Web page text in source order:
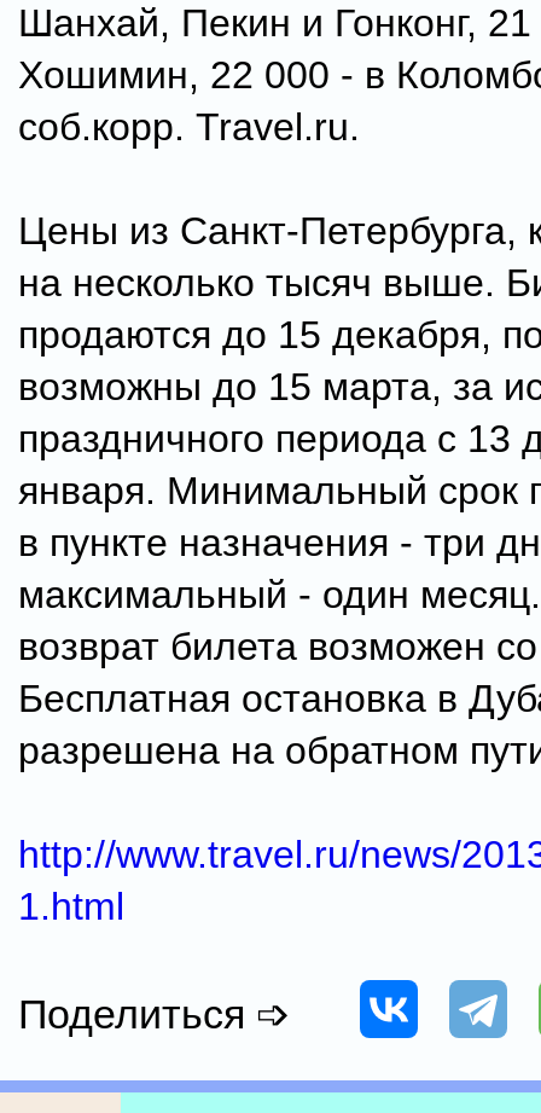
Шанхай, Пекин и Гонконг,
Хошимин, 22 000 - в
соб.корр. Travel.ru.
Цены из Санкт-Петербурга,
на несколько тысяч выше.
продаются до 15 декабря,
возможны до 15 марта, за
праздничного периода с 13
января. Минимальный срок
в пункте назначения - три
максимальный - один
возврат билета возможен
Бесплатная остановка в
разрешена на обратном
http://www.travel.ru/news/
1.html
Поделиться ➩